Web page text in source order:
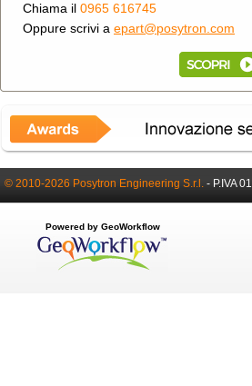
Chiama il 0965 616745
Oppure scrivi a epart@posytron.com
© 2010-2026 Posytron Engineering S.r.l. - P.IVA
Powered by GeoWorkflow